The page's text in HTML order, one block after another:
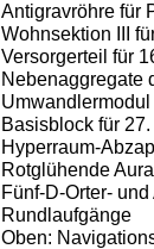
Antigravröhre für
Wohnsektion III
Versorgerteil für
Nebenaggregate
Umwandlermodul
Basisblock für 27.
Hyperraum-
Rotglühende
Fünf-D-Orter-
Rundlaufgänge
Oben: